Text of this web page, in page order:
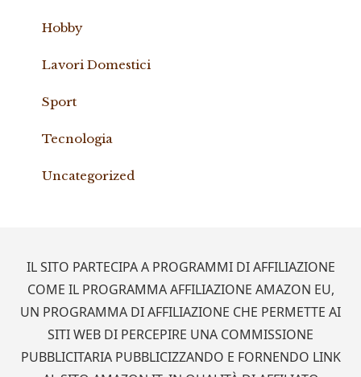
Hobby
Lavori Domestici
Sport
Tecnologia
Uncategorized
IL SITO PARTECIPA A PROGRAMMI DI AFFILIAZIONE
COME IL PROGRAMMA AFFILIAZIONE AMAZON EU,
UN PROGRAMMA DI AFFILIAZIONE CHE PERMETTE AI
SITI WEB DI PERCEPIRE UNA COMMISSIONE
PUBBLICITARIA PUBBLICIZZANDO E FORNENDO LINK